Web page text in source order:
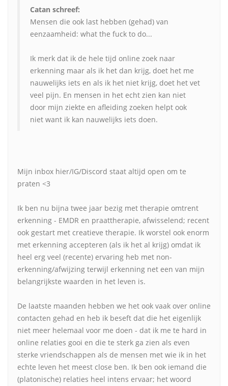
Catan schreef:
Mensen die ook last hebben (gehad) van
eenzaamheid: what the fuck to do...
Ik merk dat ik de hele tijd online zoek naar
erkenning maar als ik het dan krijg, doet het me
nauwelijks iets en als ik het niet krijg, doet het vet
veel pijn. En mensen in het echt zien kan niet
door mijn ziekte en afleiding zoeken helpt ook
niet want ik kan nauwelijks iets doen.
Mijn inbox hier/IG/Discord staat altijd open om te
praten <3
Ik ben nu bijna twee jaar bezig met therapie omtrent
erkenning - EMDR en praattherapie, afwisselend; recent
ook gestart met creatieve therapie. Ik worstel ook enorm
met erkenning accepteren (als ik het al krijg) omdat ik
heel erg veel (recente) ervaring heb met non-
erkenning/afwijzing terwijl erkenning net een van mijn
belangrijkste waarden in het leven is.
De laatste maanden hebben we het ook vaak over online
contacten gehad en heb ik beseft dat die het eigenlijk
niet meer helemaal voor me doen - dat ik me te hard in
online relaties gooi en die te sterk ga zien als even
sterke vriendschappen als de mensen met wie ik in het
echte leven het meest close ben. Ik ben ook iemand die
(platonische) relaties heel intens ervaar; het woord